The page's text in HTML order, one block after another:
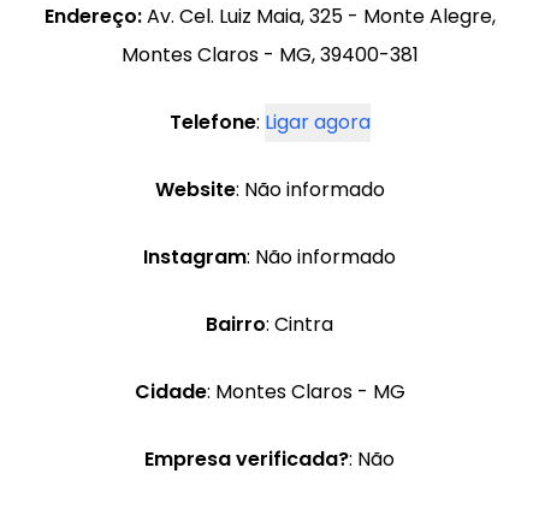
Endereço:Av. Cel. Luiz Maia, 325 - Monte Alegre,
Montes Claros - MG, 39400-381
Telefone: Ligar agora
Website: Não informado
Instagram: Não informado
Bairro: Cintra
Cidade: Montes Claros - MG
Empresa verificada?: Não